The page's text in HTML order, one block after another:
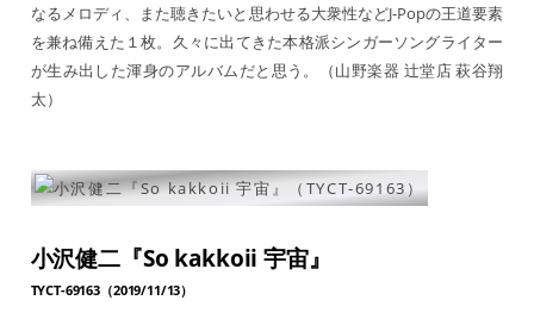
なるメロディ、また聴きたいと思わせる大衆性などJ-Popの王道要素
を兼ね備えた１枚。久々に出てきた本格派シンガーソングライター
が生み出した渾身のアルバムだと思う。（山野楽器 辻堂店 萩谷翔
太）
小沢健二『So kakkoii 宇宙』
TYCT-69163（2019/11/13）